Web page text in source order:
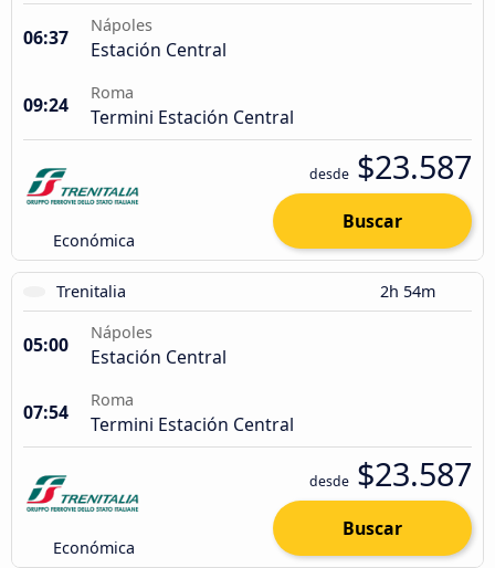
06:37
Nápoles
Estación Central
09:24
Roma
Termini Estación Central
Económica
desde $23.587
Buscar
Trenitalia 2h 54m
05:00
Nápoles
Estación Central
07:54
Roma
Termini Estación Central
Económica
desde $23.587
Buscar